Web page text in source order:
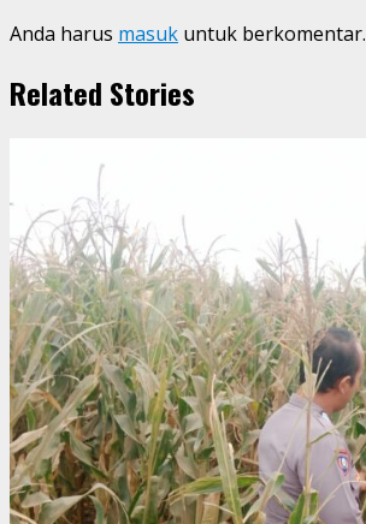
Anda harus masuk untuk berkomentar.
Related Stories